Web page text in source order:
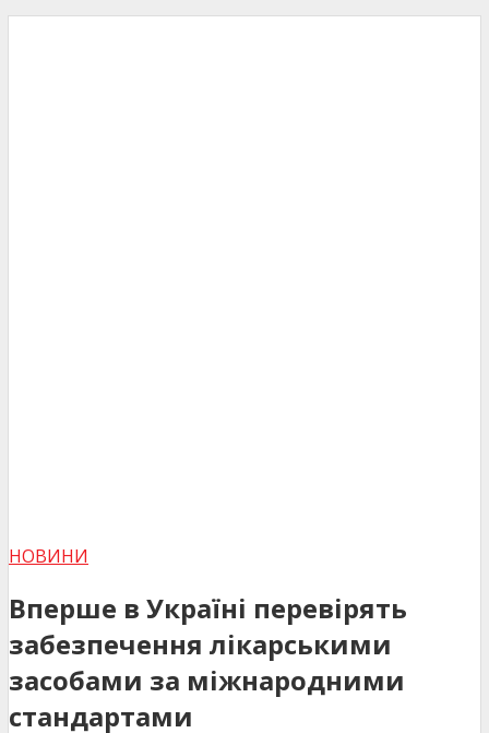
НОВИНИ
Вперше в Україні перевірять
забезпечення лікарськими
засобами за міжнародними
стандартами